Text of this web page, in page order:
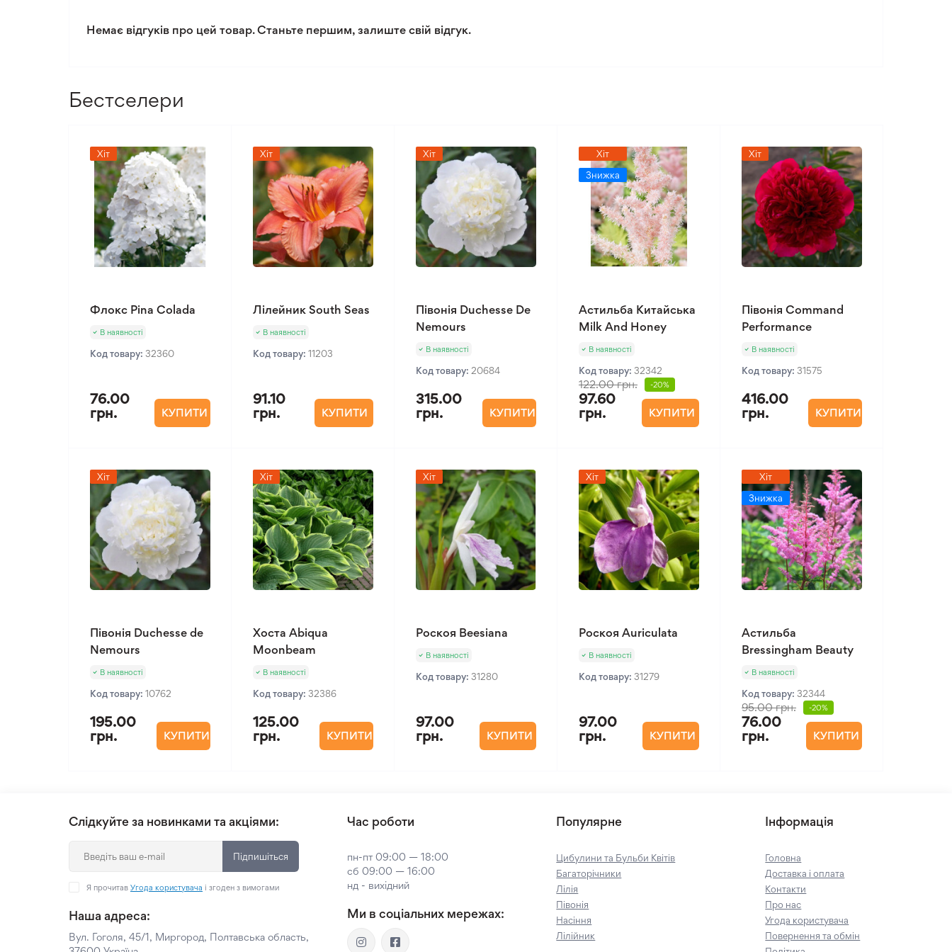
Немає відгуків про цей товар. Станьте першим, залиште свій відгук.
Бестселери
Хіт
Флокс Pina Colada
В наявності
Код товару: 32360
76.00
грн.
КУПИТИ
Хіт
Лілейник South Seas
В наявності
Код товару: 11203
91.10
грн.
КУПИТИ
Хіт
Півонія Duchesse De
Nemours
В наявності
Код товару: 20684
315.00
грн.
КУПИТИ
Хіт
Знижка
Астильба Китайська
Milk And Honey
В наявності
Код товару: 32342
122.00 грн. -20%
97.60
грн.
КУПИТИ
Хіт
Півонія Command
Performance
В наявності
Код товару: 31575
416.00
грн.
КУПИТИ
Хіт
Півонія Duchesse de
Nemours
В наявності
Код товару: 10762
195.00
грн.
КУПИТИ
Хіт
Хоста Abiqua
Moonbeam
В наявності
Код товару: 32386
125.00
грн.
КУПИТИ
Хіт
Роскоя Beesiana
В наявності
Код товару: 31280
97.00
грн.
КУПИТИ
Хіт
Роскоя Auriculata
В наявності
Код товару: 31279
97.00
грн.
КУПИТИ
Хіт
Знижка
Астильба
Bressingham Beauty
В наявності
Код товару: 32344
95.00 грн. -20%
76.00
грн.
КУПИТИ
Слідкуйте за новинками та акціями:
Підпишіться
Я прочитав Угода користувача і згоден з вимогами
Наша адреса:
Вул. Гоголя, 45/1, Миргород, Полтавська область,
Час роботи
пн-пт 09:00 — 18:00
сб 09:00 — 16:00
нд - вихідний
Ми в соціальних мережах:
Популярне
Цибулини та Бульби Квітів
Багаторічники
Лілія
Півонія
Насіння
Лілійник
Інформація
Головна
Доставка і оплата
Контакти
Про нас
Угода користувача
Повернення та обмін